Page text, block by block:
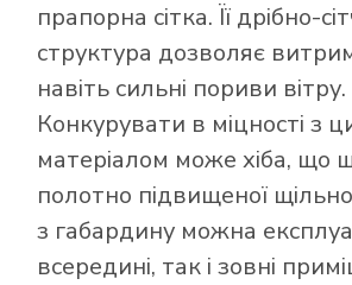
прапорна сітка. Її дрібно-
структура дозволяє
навіть сильні пориви вітру.
Конкурувати в міцності з
матеріалом може хіба, що
полотно підвищеної
з габардину можна
всередині, так і зовні